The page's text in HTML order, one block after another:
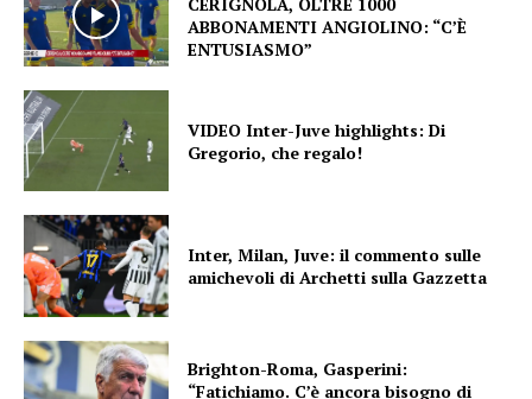
ABBONAMENTI ANGIOLINO: “C’È
ENTUSIASMO”
VIDEO Inter-Juve highlights: Di
Gregorio, che regalo!
Inter, Milan, Juve: il commento sulle
amichevoli di Archetti sulla Gazzetta
Brighton-Roma, Gasperini:
“Fatichiamo. C’è ancora bisogno di